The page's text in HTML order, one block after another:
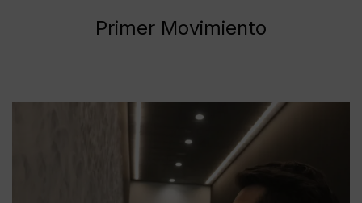
Primer Movimiento